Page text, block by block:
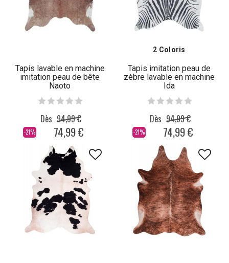
Tapis lavable en machine
imitation peau de bête
Naoto
-21%
Dès 94,99 €
74,99 €
2 Coloris
Tapis imitation peau de
zèbre lavable en machine
Ida
-21%
Dès 94,99 €
74,99 €